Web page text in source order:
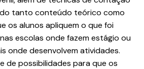
tanto conteúdo teórico como
os alunos apliquem o que foi
escolas onde fazem estágio ou
onde desenvolvem atividades.
de possibilidades para que os